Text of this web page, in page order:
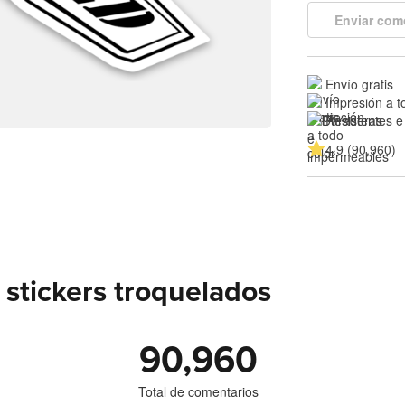
Enviar
Envío gratis
Impresión a
Resistentes
4.9 (90,960)
troquelados
90,960
Total de comentarios